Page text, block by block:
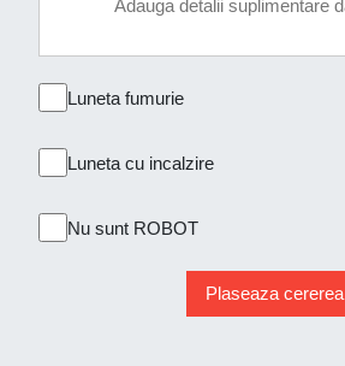
Luneta fumurie
Luneta cu incalzire
Nu sunt ROBOT
Plaseaza cererea